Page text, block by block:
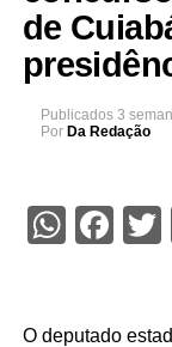
de
Publicados 3
Por Da Redação
O deputado